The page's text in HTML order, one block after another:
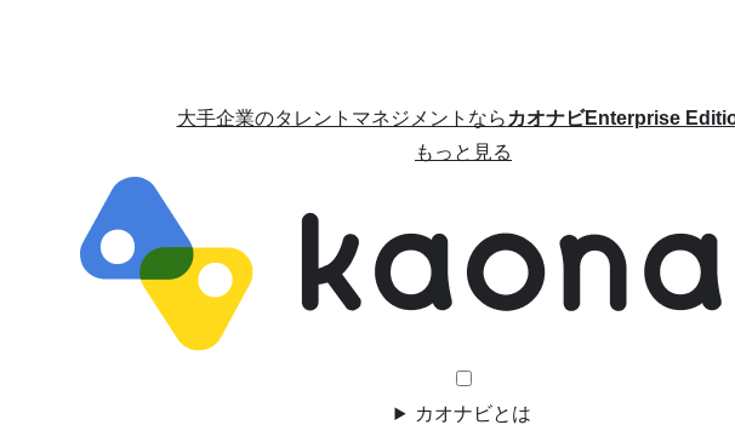
大手企業のタレントマネジメントならカオナビEnterprise
もっと見る
カオナビとは